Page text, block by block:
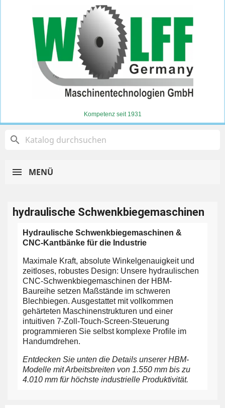
Kompetenz seit 1931
search
MENÜ
hydraulische Schwenkbiegemaschinen
Hydraulische Schwenkbiegemaschinen &
CNC-Kantbänke für die Industrie
Maximale Kraft, absolute Winkelgenauigkeit und
zeitloses, robustes Design: Unsere hydraulischen
CNC-Schwenkbiegemaschinen der HBM-
Baureihe setzen Maßstände im schweren
Blechbiegen. Ausgestattet mit vollkommen
gehärteten Maschinenstrukturen und einer
intuitiven 7-Zoll-Touch-Screen-Steuerung
programmieren Sie selbst komplexe Profile im
Handumdrehen.
Entdecken Sie unten die Details unserer HBM-
Modelle mit Arbeitsbreiten von 1.550 mm bis zu
4.010 mm für höchste industrielle Produktivität.